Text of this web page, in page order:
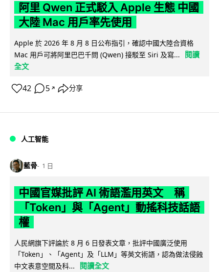
阿里 Qwen 正式駁入 Apple 生態 中國
大陸 Mac 用戶率先使用
Apple 於 2026 年 8 月 8 日公布指引，確認中國大陸合資格
Mac 用戶可將阿里巴巴千問 (Qwen) 接駁至 Siri 及寫...
閱讀
全文
42 5 ↗ 分享
人工智能
藍骨 1 日
中國官媒批評 AI 術語濫用英文 稱
「Token」與「Agent」動搖科技話語
權
人民網旗下評論於 8 月 6 日發表文章，批評中國廣泛使用
「Token」、「Agent」及「LLM」等英文術語，認為做法侵蝕
中文表意空間及科...
閱讀全文